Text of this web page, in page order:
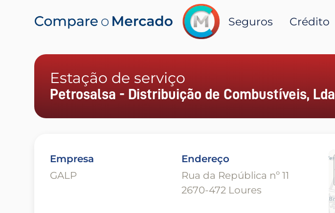
Seguros Crédito
Estação de serviço
Petrosalsa - Distribuição de Combustíveis, Lda
Empresa
GALP
Endereço
Rua da República nº 11
2670-472 Loures